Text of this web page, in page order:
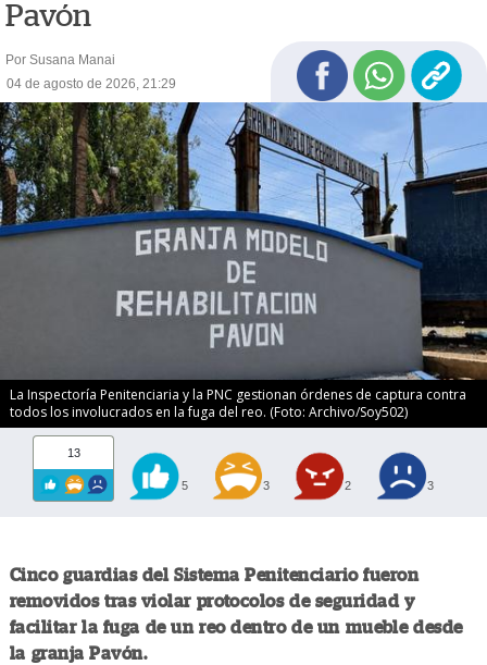
Pavón
Por Susana Manai
04 de agosto de 2026, 21:29
La Inspectoría Penitenciaria y la PNC gestionan órdenes de captura contra
todos los involucrados en la fuga del reo. (Foto: Archivo/Soy502)
13
5 3 2 3
Cinco guardias del Sistema Penitenciario fueron
removidos tras violar protocolos de seguridad y
facilitar la fuga de un reo dentro de un mueble desde
la granja Pavón.